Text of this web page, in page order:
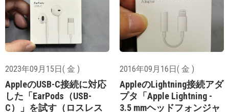
2023年09月15日( 金 )
AppleのUSB-C接続に対応
した「EarPods（USB-
C）」を試す（ロスレス
2016年09月16日( 金 )
AppleのLightning接続アダ
プタ「Apple Lightning -
3.5 mmヘッドフォンジャ